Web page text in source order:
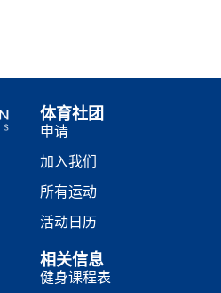
体育社团
申请
加入我们
所有运动
活动日历
相关信息
健身课程表